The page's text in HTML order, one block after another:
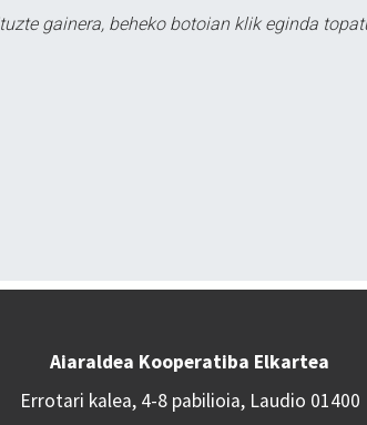
gainera, beheko botoian klik eginda
Aiaraldea Kooperatiba Elkartea
Errotari kalea, 4-8 pabilioia, Laudio 01400